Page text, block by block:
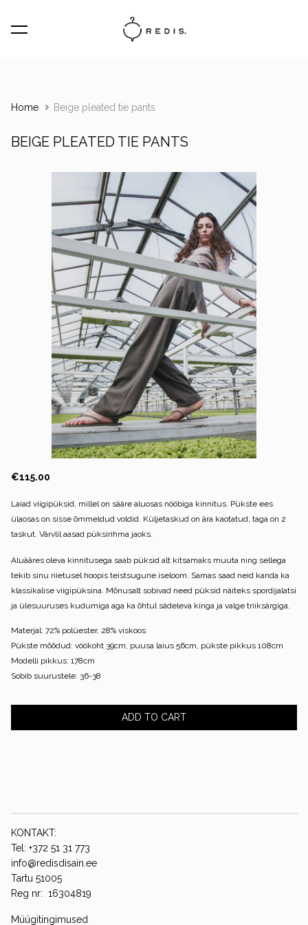
was added to the cart.
Home Beige pleated tie pants
BEIGE PLEATED TIE PANTS
€115.00
Laiad viigipüksid, millel on sääre aluosas nööbiga kinnitus. Pükste ees
ülaosas on sisse õmmeldud voldid. Küljetaskud on ära kaotatud, taga on 2
taskut. Värvlil aasad püksirihma jaoks.
Aluääres oleva kinnitusega saab püksid alt kitsamaks muuta ning sellega
tekib sinu riietusel hoopis teistsugune iseloom. Samas saad neid kanda ka
klassikalise viigipüksina. Mõnusalt sobivad need püksid näiteks spordijalatsi
ja ülesuuruses kudumiga aga ka õhtul sädeleva kinga ja valge triiksärgiga.
Materjal: 72% polüester, 28% viskoos
Pükste mõõdud: vöökoht 39cm, puusa laius 56cm, pükste pikkus 108cm
Modelli pikkus: 178cm
Sobib suurustele: 36-38
ADD TO CART
KONTAKT:
Tel: +372 51 31 773
info@redisdisain.ee
Tartu 51005
Reg nr: 16304819
Müügitingimused